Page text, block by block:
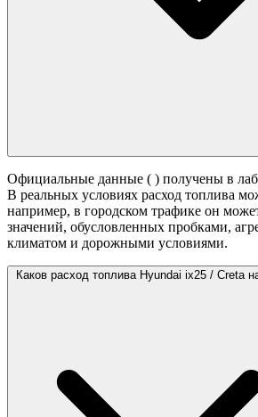
Официальные данные ( ) получены в
В реальных условиях расход топлива
например, в городском трафике он
значений, обусловленных пробками,
климатом и дорожными условиями.
Каков расход топлива Hyundai ix25 / Creta